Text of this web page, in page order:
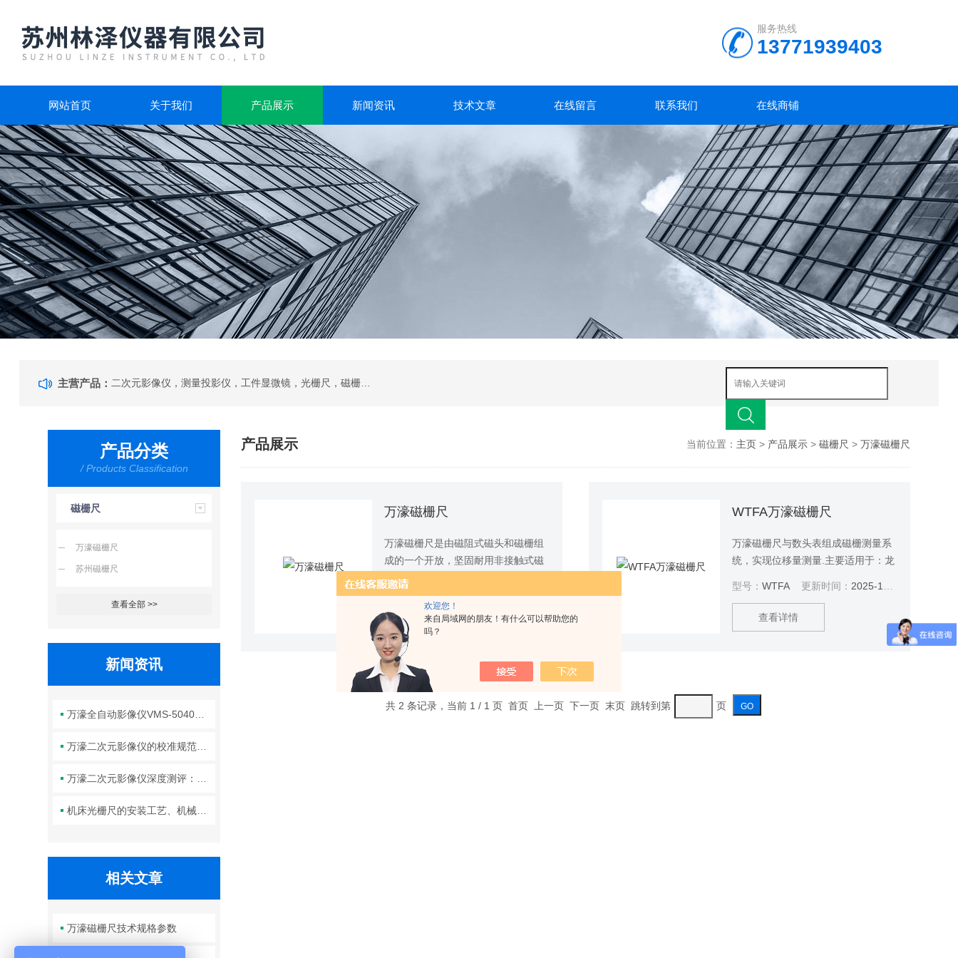
欢迎您！
来自局域网的朋友！有什么可以帮助您的
吗？
服务热线
13771939403
网站首页 关于我们 产品展示 新闻资讯 技术文章 在线留言 联系我们 在线商铺
主营产品：
产品分类
/ Products Classification
磁栅尺
万濠磁栅尺
苏州磁栅尺
查看全部 >>
新闻资讯
相关文章
万濠磁栅尺技术规格参数
产品展示 当前位置： 主页> 产品展示> 磁栅尺 > 万濠磁栅尺
万濠磁栅尺
万濠磁栅尺是由磁阻式磁头和磁栅组
成的一个开放，坚固耐用非接触式磁
性测量系统，磁栅尺与读数头组成测
量系统，实现位移量测量，主要适用
于龙门铣床，镗床，大型侧铣，车床
等加工设备。具体安装方便，耐油，
耐液体，防尘防震和对铁屑不敏感等
特点。
型号：
查看详情
WTFA万濠磁栅尺
万濠磁栅尺与数头表组成磁栅测量系
统，实现位移量测量.主要适用于：龙
备。具有方便安装，耐液体、耐油、
防尘防震和对铁屑不敏感的特点。
型号： WTFA更新时间： 2025-12-29
查看详情
共 2 条记录，当前 1 / 1 页 首页 上一页 下一页 末页 跳转到第 页